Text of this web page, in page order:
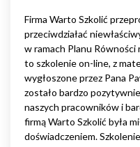
Firma Warto Szkolić
przeciwdziałać
w ramach Planu Równości
to szkolenie on-line, z
wygłoszone przez Pana
zostało bardzo
naszych pracowników i
firmą Warto Szkolić była
doświadczeniem.